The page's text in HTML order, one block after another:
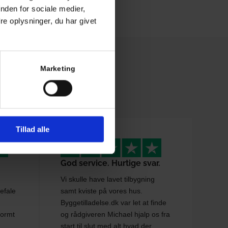
for sociale medier,
oplysninger, du har givet
Marketing
Tillad alle
God service. Hurtige svar.
Vi skulle have lavet tilbygning
samt kviste på vores hus.
Byggetilladelse.dk var let at finde
og rådgiveren Michael hjalp os fra
start til slut med alt hvad der